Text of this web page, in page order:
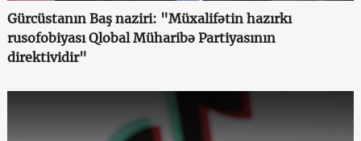
Gürcüstanın Baş naziri: "Müxalifətin hazırkı
rusofobiyası Qlobal Müharibə Partiyasının
direktividir"